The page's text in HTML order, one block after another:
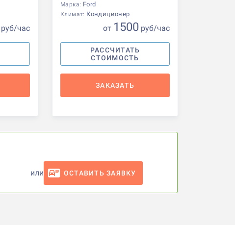
руб/час
Марка: Ford
Климат: Кондиционер
от 1500 руб/час
РАССЧИТАТЬ
СТОИМОСТЬ
ЗАКАЗАТЬ
или ОСТАВИТЬ ЗАЯВКУ